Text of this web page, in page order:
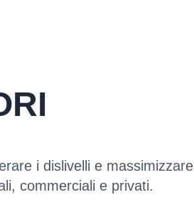
i dislivelli e massimizzare
commerciali e privati.